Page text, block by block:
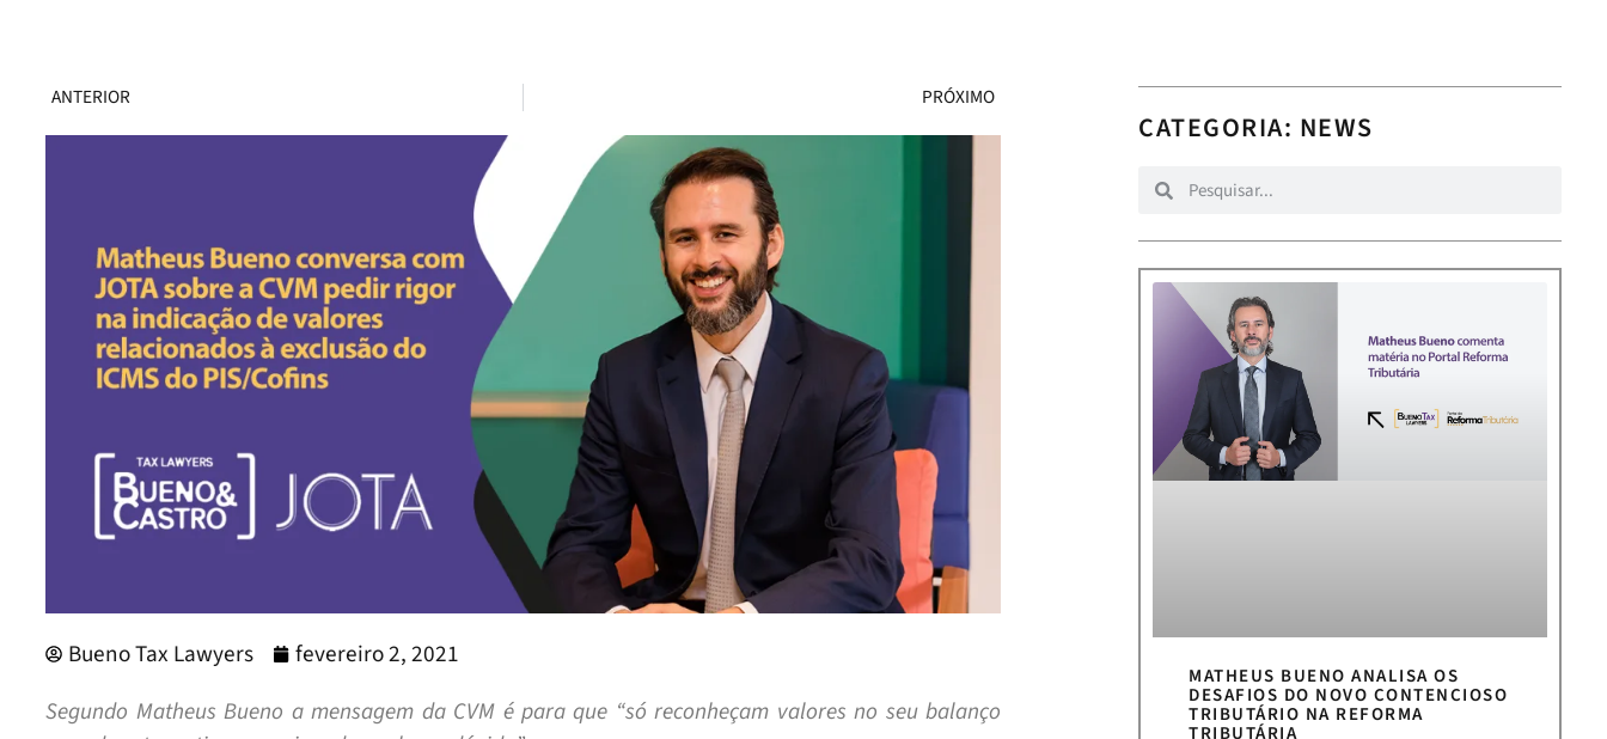
ANTERIOR PRÓXIMO
Bueno Tax Lawyers
fevereiro 2, 2021
Segundo Matheus Bueno a mensagem da CVM é para que “só reconheçam valores no seu balanço
CATEGORIA: NEWS
MATHEUS BUENO ANALISA OS
DESAFIOS DO NOVO CONTENCIOSO
TRIBUTÁRIO NA REFORMA
TRIBUTÁRIA